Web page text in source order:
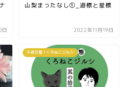
日
山梨まったなし①_道標と星標
2022年11月19日
千姿万態！くろねこジルシ